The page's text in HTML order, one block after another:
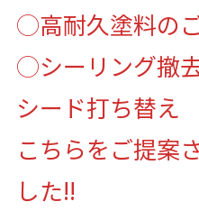
◯高耐久塗料の
◯シーリング撤
シード打ち替え
こちらをご提案
した!!